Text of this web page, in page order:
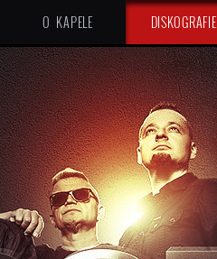
O KAPELE DISKOGRAFIE